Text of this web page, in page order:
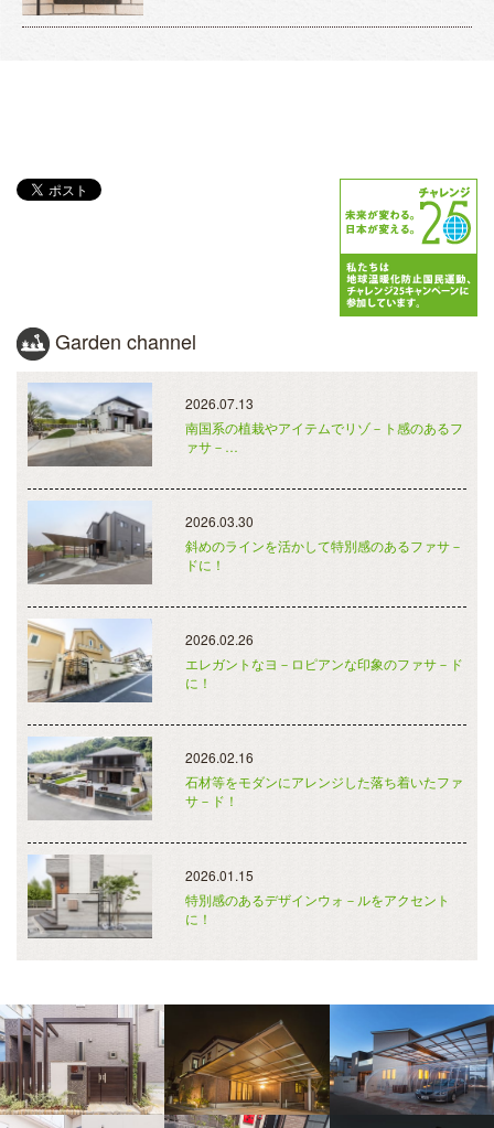
Garden channel
2026.07.13
南国系の植栽やアイテムでリゾ－ト感のあるフ
ァサ－…
2026.03.30
斜めのラインを活かして特別感のあるファサ－
ドに！
2026.02.26
エレガントなヨ－ロピアンな印象のファサ－ド
に！
2026.02.16
石材等をモダンにアレンジした落ち着いたファ
サ－ド！
2026.01.15
特別感のあるデザインウォ－ルをアクセント
に！